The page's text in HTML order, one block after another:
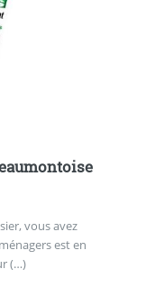
vous avez
est en
(…)